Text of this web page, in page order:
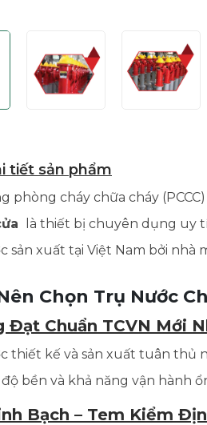
tiết sản phẩm
phòng cháy chữa cháy
là thiết bị chuyên dụng uy
sản xuất tại Việt Nam bởi nhà
Chọn Trụ Nước
Đạt Chuẩn TCVN Mới
thiết kế và sản xuất tuân thủ
độ bền và khả năng vận hành
Bạch – Tem Kiểm